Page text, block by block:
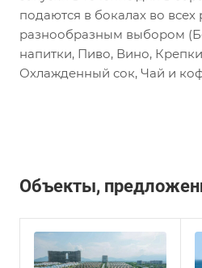
подаются в бокалах во всех
разнообразным выбором
напитки, Пиво, Вино,
Охлажденный сок, Чай и
Объекты,